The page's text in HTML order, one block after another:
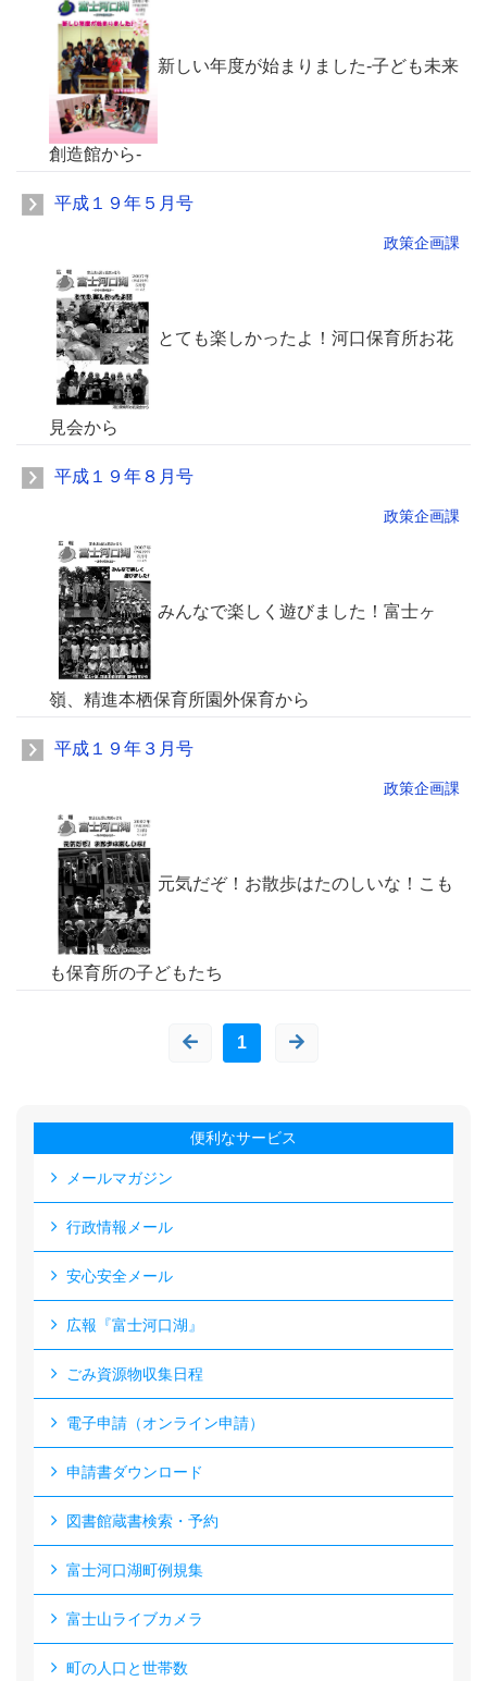
新しい年度が始まりました-子ども未来
創造館から-
平成１９年５月号
政策企画課
とても楽しかったよ！河口保育所お花
見会から
平成１９年８月号
政策企画課
みんなで楽しく遊びました！富士ヶ
嶺、精進本栖保育所園外保育から
平成１９年３月号
政策企画課
元気だぞ！お散歩はたのしいな！こも
も保育所の子どもたち
1
便利なサービス
メールマガジン
行政情報メール
安心安全メール
広報『富士河口湖』
ごみ資源物収集日程
電子申請（オンライン申請）
申請書ダウンロード
図書館蔵書検索・予約
富士河口湖町例規集
富士山ライブカメラ
町の人口と世帯数